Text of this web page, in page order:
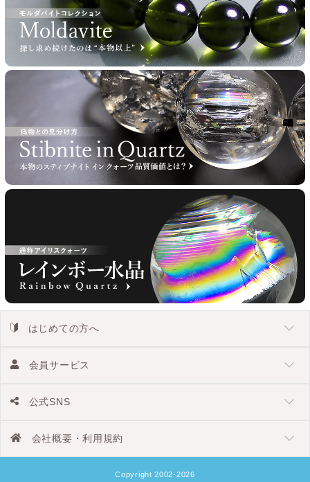
はじめての方へ
会員サービス
公式SNS
会社概要・利用規約
Copyright 2002-2026